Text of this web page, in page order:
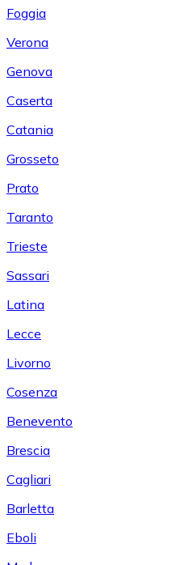
Foggia
Verona
Genova
Caserta
Catania
Grosseto
Prato
Taranto
Trieste
Sassari
Latina
Lecce
Livorno
Cosenza
Benevento
Brescia
Cagliari
Barletta
Eboli